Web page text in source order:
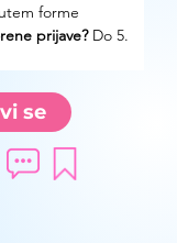
forme
prijave? Do 5.
se